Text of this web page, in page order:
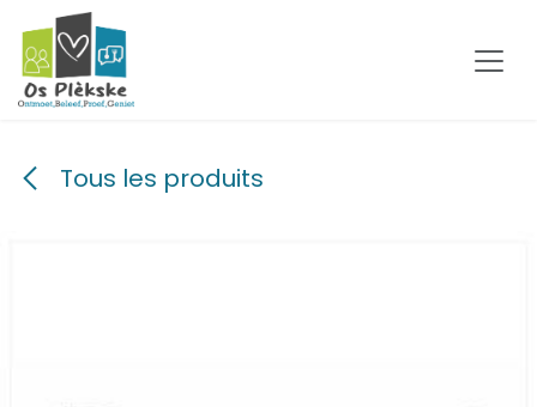
Se rendre au contenu
Tous les produits